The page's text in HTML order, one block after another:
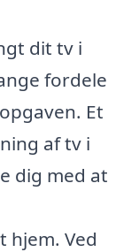
dit tv i
fordele
Et
af tv i
dig med at
hjem. Ved